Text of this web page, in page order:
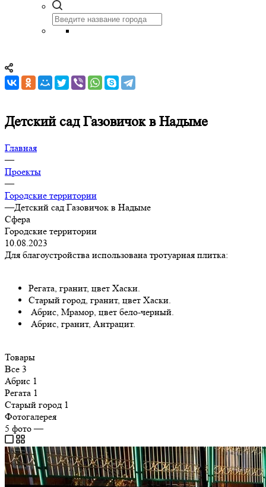
Детский сад Газовичок в Надыме
Главная
—
Проекты
—
Городские территории
—Детский сад Газовичок в Надыме
Сфера
Городские территории
10.08.2023
Для благоустройства использована тротуарная плитка:
Регата, гранит, цвет Хаски.
Старый город, гранит, цвет Хаски.
Абрис, Мрамор, цвет бело-черный.
Абрис, гранит, Антрацит.
Товары
Все 3
Абрис 1
Регата 1
Старый город 1
Фотогалерея
5 фото—